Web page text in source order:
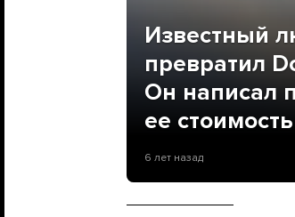
Известный
превратил
Он написал
ее
6 лет назад